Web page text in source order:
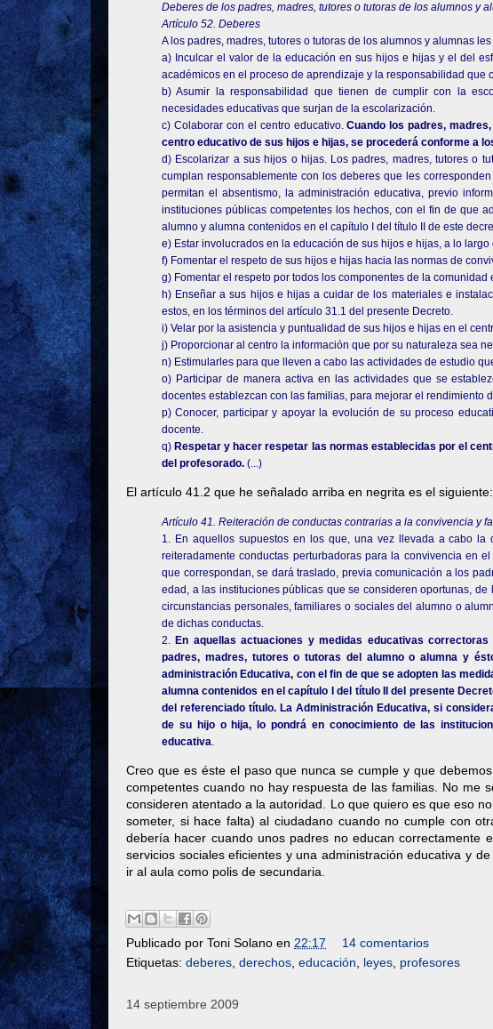
Deberes de los padres, madres, tutores o tutoras de los alumnos y
Artículo 52. Deberes
A los padres, madres, tutores o tutoras de los alumnos y alumnas
a) Inculcar el valor de la educación en sus hijos e hijas y el del
académicos en el proceso de aprendizaje y la responsabilidad que
b) Asumir la responsabilidad que tienen de cumplir con la
necesidades educativas que surjan de la escolarización.
c) Colaborar con el centro educativo.Cuando los padres,
centro educativo de sus hijos e hijas, se procederá conforme a
d) Escolarizar a sus hijos o hijas. Los padres, madres, tutores o
cumplan responsablemente con los deberes que les
permitan el absentismo, la administración educativa, previo
instituciones públicas competentes los hechos, con el fin de que
alumno y alumna contenidos en el capítulo I del título II de este
e) Estar involucrados en la educación de sus hijos e hijas, a lo
f) Fomentar el respeto de sus hijos e hijas hacia las normas de
g) Fomentar el respeto por todos los componentes de la comunidad
h) Enseñar a sus hijos e hijas a cuidar de los materiales e
estos, en los términos del artículo 31.1 del presente Decreto.
i) Velar por la asistencia y puntualidad de sus hijos e hijas en el
j) Proporcionar al centro la información que por su naturaleza sea
n) Estimularles para que lleven a cabo las actividades de estudio
o) Participar de manera activa en las actividades que se
docentes establezcan con las familias, para mejorar el rendimiento
p) Conocer, participar y apoyar la evolución de su proceso
docente.
q) Respetar y hacer respetar las normas establecidas por el
del profesorado. (...)
El artículo 41.2 que he señalado arriba en negrita es el siguiente:
Artículo 41. Reiteración de conductas contrarias a la convivencia y
1. En aquellos supuestos en los que, una vez llevada a cabo
reiteradamente conductas perturbadoras para la convivencia en
que correspondan, se dará traslado, previa comunicación a los
edad, a las instituciones públicas que se consideren oportunas,
circunstancias personales, familiares o sociales del alumno o
de dichas conductas.
2. En aquellas actuaciones y medidas educativas
padres, madres, tutores o tutoras del alumno o alumna y
administración Educativa, con el fin de que se adopten las
alumna contenidos en el capítulo I del título II del presente
del referenciado título. La Administración Educativa, si
de su hijo o hija, lo pondrá en conocimiento de las
educativa.
Creo que es éste el paso que nunca se cumple y que
competentes cuando no hay respuesta de las familias. No me
consideren atentado a la autoridad. Lo que quiero es que eso
someter, si hace falta) al ciudadano cuando no cumple con
debería hacer cuando unos padres no educan correctamente
servicios sociales eficientes y una administración educativa y
ir al aula como polis de secundaria.
Publicado por Toni Solano en 22:17
14 comentarios
Etiquetas: deberes derechos educación leyes profesores
14 septiembre 2009